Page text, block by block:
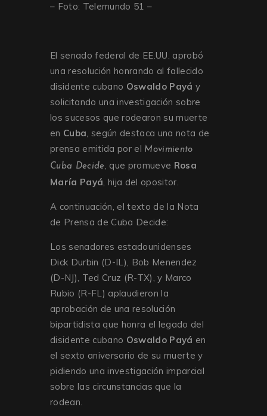
– Foto: Telemundo 51 –
El senado federal de EE.UU. aprobó
una resolución honrando al fallecido
disidente cubano Oswaldo Payá y
solicitando una investigación sobre
los sucesos que rodearon su muerte
en Cuba, según destaca una nota de
prensa emitida por el Movimiento
Cuba Decide, que promueve Rosa
María Payá, hija del opositor.
A continuación, el texto de la Nota
de Prensa de Cuba Decide:
Los senadores estadounidenses
Dick Durbin (D-IL), Bob Menendez
(D-NJ), Ted Cruz (R-TX), y Marco
Rubio (R-FL) aplaudieron la
aprobación de una resolución
bipartidista que honra el legado del
disidente cubano Oswaldo Payá en
el sexto aniversario de su muerte y
pidiendo una investigación imparcial
sobre las circunstancias que la
rodean.